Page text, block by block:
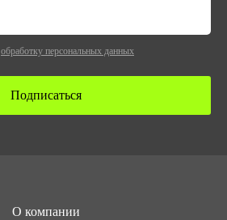
обработку персональных данных
Подписаться
О компании